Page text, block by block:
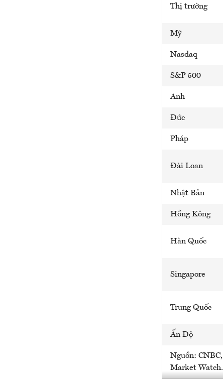
Thị trường
Mỹ
Nasdaq
S&P 500
Anh
Đức
Pháp
Đài Loan
Nhật Bản
Hồng Kông
Hàn Quốc
Singapore
Trung Quốc
Ấn Độ
Nguồn: CNBC,
Market Watch.